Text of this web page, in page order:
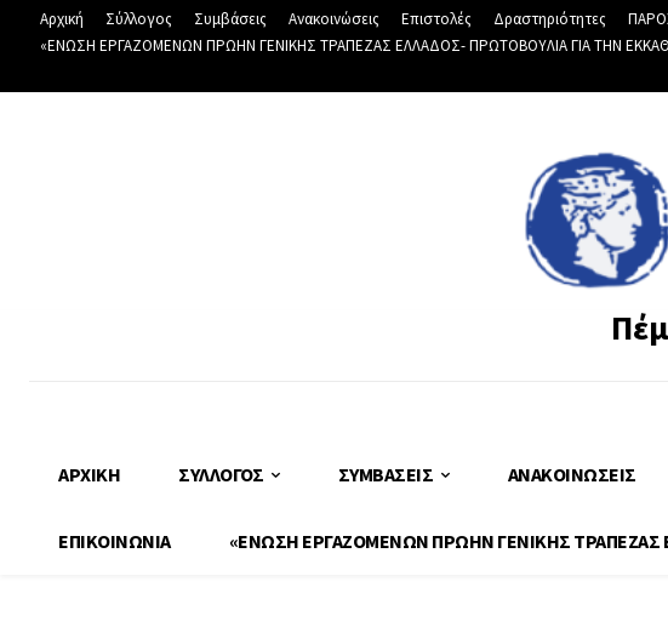
Αρχική Σύλλογος Συμβάσεις Ανακοινώσεις Επιστολές Δραστηριότητες
«ΕΝΩΣΗ ΕΡΓΑΖΟΜΕΝΩΝ ΠΡΩΗΝ ΓΕΝΙΚΗΣ ΤΡΑΠΕΖΑΣ ΕΛΛΑΔΟΣ- ΠΡΩΤΟΒΟΥΛΙΑ ΓΙΑ ΤΗΝ
ΑΡΧΙΚΉ ΣΎΛΛΟΓΟΣ ΣΥΜΒΆΣΕΙΣ ΑΝΑΚΟΙΝΏΣΕΙΣ
ΕΠΙΚΟΙΝΩΝΊΑ «ΕΝΩΣΗ ΕΡΓΑΖΟΜΕΝΩΝ ΠΡΩΗΝ ΓΕΝΙΚΗΣ ΤΡΑΠΕΖΑΣ